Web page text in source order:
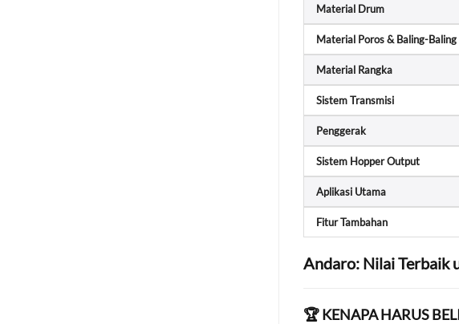
Material Drum
Material Poros & Baling-Baling
Material Rangka
Sistem Transmisi
Penggerak
Sistem Hopper Output
Aplikasi Utama
Fitur Tambahan
Andaro: Nilai Terbaik
🏆 KENAPA HARUS